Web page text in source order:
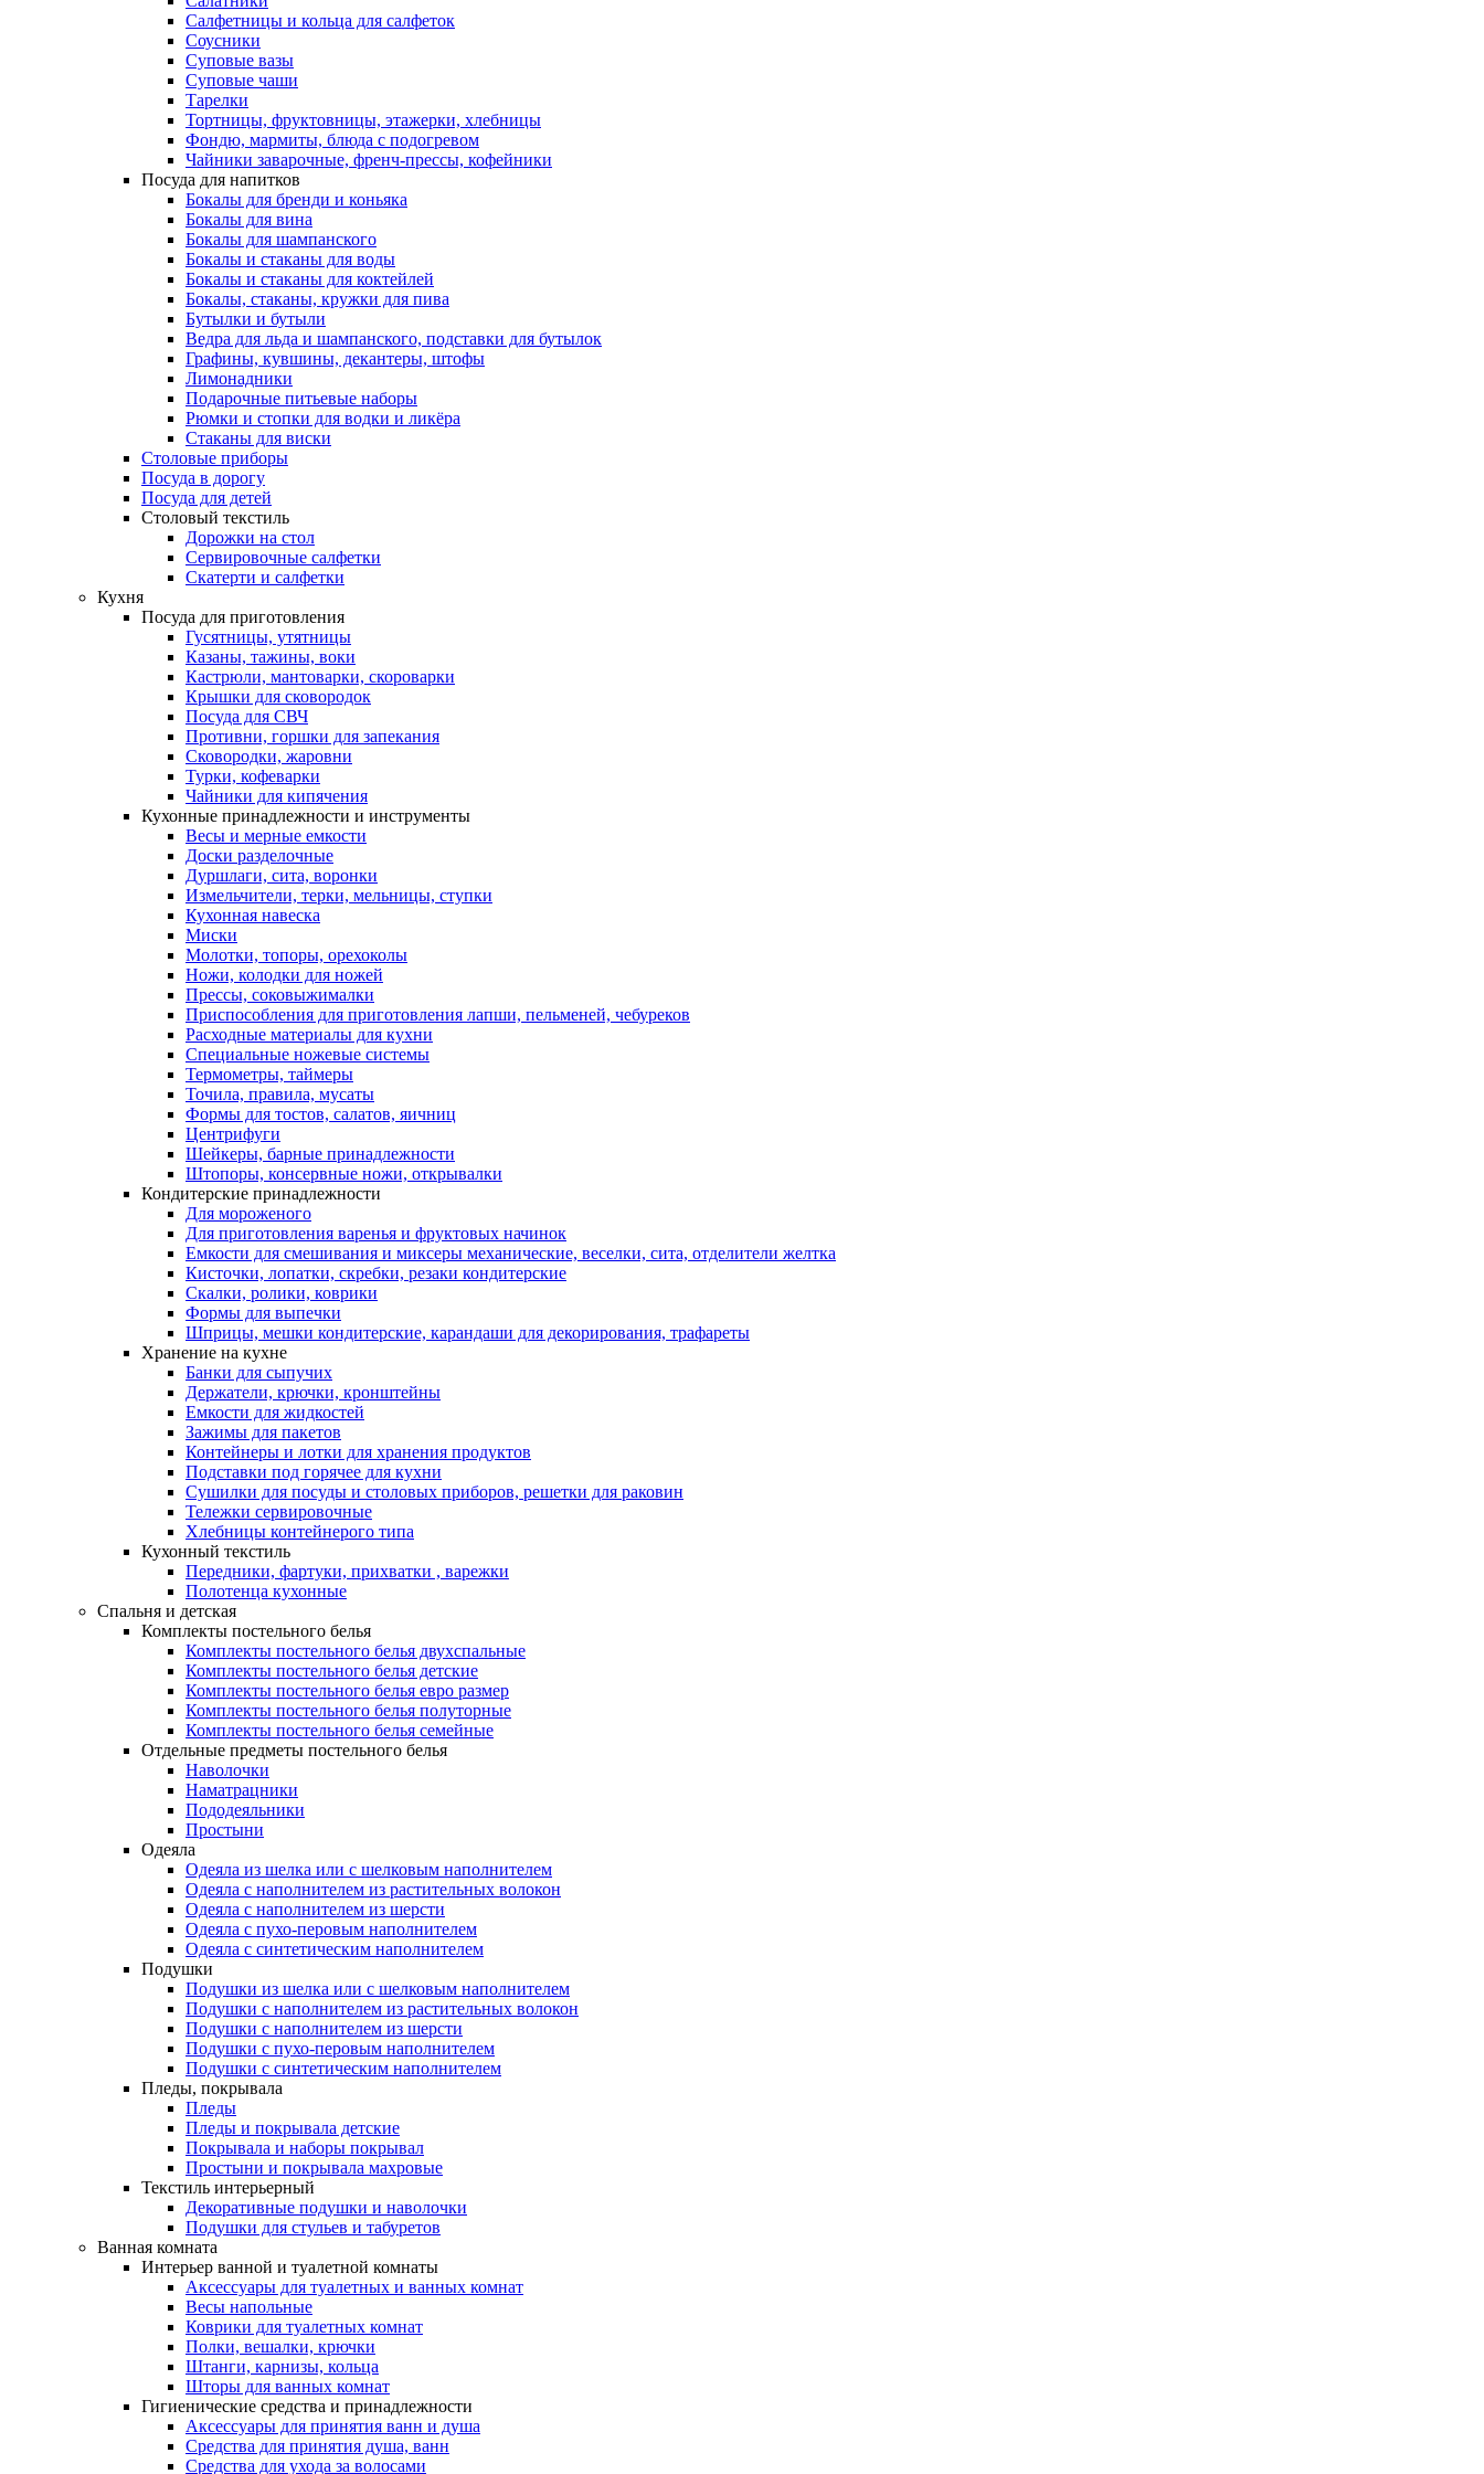
Салфетницы и кольца для салфеток
Соусники
Суповые вазы
Суповые чаши
Тарелки
Тортницы, фруктовницы, этажерки, хлебницы
Фондю, мармиты, блюда с подогревом
Чайники заварочные, френч-прессы, кофейники
Посуда для напитков
Бокалы для бренди и коньяка
Бокалы для вина
Бокалы для шампанского
Бокалы и стаканы для воды
Бокалы и стаканы для коктейлей
Бокалы, стаканы, кружки для пива
Бутылки и бутыли
Ведра для льда и шампанского, подставки для бутылок
Графины, кувшины, декантеры, штофы
Лимонадники
Подарочные питьевые наборы
Рюмки и стопки для водки и ликёра
Стаканы для виски
Столовые приборы
Посуда в дорогу
Посуда для детей
Столовый текстиль
Дорожки на стол
Сервировочные салфетки
Скатерти и салфетки
Кухня
Посуда для приготовления
Гусятницы, утятницы
Казаны, тажины, воки
Кастрюли, мантоварки, скороварки
Крышки для сковородок
Посуда для СВЧ
Противни, горшки для запекания
Сковородки, жаровни
Турки, кофеварки
Чайники для кипячения
Кухонные принадлежности и инструменты
Весы и мерные емкости
Доски разделочные
Дуршлаги, сита, воронки
Измельчители, терки, мельницы, ступки
Кухонная навеска
Миски
Молотки, топоры, орехоколы
Ножи, колодки для ножей
Прессы, соковыжималки
Приспособления для приготовления лапши, пельменей, чебуреков
Расходные материалы для кухни
Специальные ножевые системы
Термометры, таймеры
Точила, правила, мусаты
Формы для тостов, салатов, яичниц
Центрифуги
Шейкеры, барные принадлежности
Штопоры, консервные ножи, открывалки
Кондитерские принадлежности
Для мороженого
Для приготовления варенья и фруктовых начинок
Емкости для смешивания и миксеры механические, веселки, сита, отделители желтка
Кисточки, лопатки, скребки, резаки кондитерские
Скалки, ролики, коврики
Формы для выпечки
Шприцы, мешки кондитерские, карандаши для декорирования, трафареты
Хранение на кухне
Банки для сыпучих
Держатели, крючки, кронштейны
Емкости для жидкостей
Зажимы для пакетов
Контейнеры и лотки для хранения продуктов
Подставки под горячее для кухни
Сушилки для посуды и столовых приборов, решетки для раковин
Тележки сервировочные
Хлебницы контейнерого типа
Кухонный текстиль
Передники, фартуки, прихватки , варежки
Полотенца кухонные
Спальня и детская
Комплекты постельного белья
Комплекты постельного белья двухспальные
Комплекты постельного белья детские
Комплекты постельного белья евро размер
Комплекты постельного белья полуторные
Комплекты постельного белья семейные
Отдельные предметы постельного белья
Наволочки
Наматрацники
Пододеяльники
Простыни
Одеяла
Одеяла из шелка или с шелковым наполнителем
Одеяла с наполнителем из растительных волокон
Одеяла с наполнителем из шерсти
Одеяла с пухо-перовым наполнителем
Одеяла с синтетическим наполнителем
Подушки
Подушки из шелка или с шелковым наполнителем
Подушки с наполнителем из растительных волокон
Подушки с наполнителем из шерсти
Подушки с пухо-перовым наполнителем
Подушки с синтетическим наполнителем
Пледы, покрывала
Пледы
Пледы и покрывала детские
Покрывала и наборы покрывал
Простыни и покрывала махровые
Текстиль интерьерный
Декоративные подушки и наволочки
Подушки для стульев и табуретов
Ванная комната
Интерьер ванной и туалетной комнаты
Аксессуары для туалетных и ванных комнат
Весы напольные
Коврики для туалетных комнат
Полки, вешалки, крючки
Штанги, карнизы, кольца
Шторы для ванных комнат
Гигиенические средства и принадлежности
Аксессуары для принятия ванн и душа
Средства для принятия душа, ванн
Средства для ухода за волосами